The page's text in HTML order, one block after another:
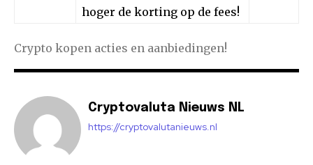
hoger de korting op de fees!
Crypto kopen acties en aanbiedingen!
Cryptovaluta Nieuws NL
https://cryptovalutanieuws.nl